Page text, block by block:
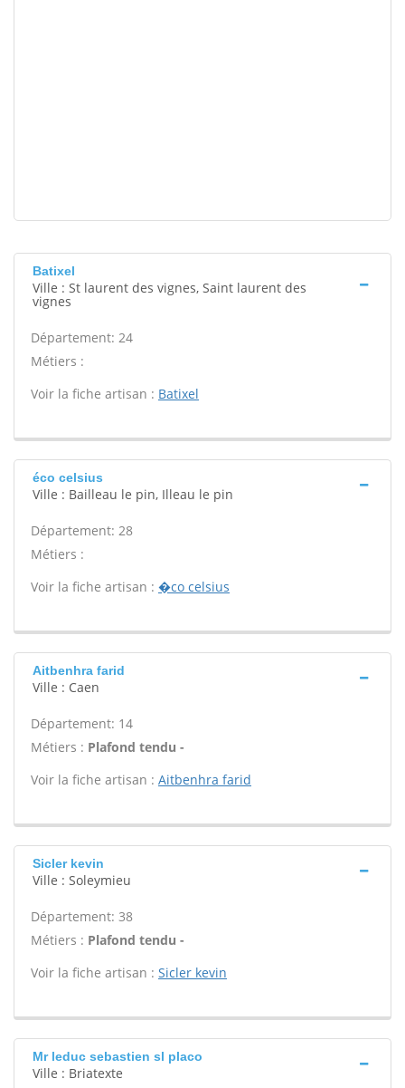
Batixel
Ville : St laurent des vignes, Saint laurent des
vignes
Département: 24
Métiers :
Voir la fiche artisan : Batixel
éco celsius
Ville : Bailleau le pin, Illeau le pin
Département: 28
Métiers :
Voir la fiche artisan : �co celsius
Aitbenhra farid
Ville : Caen
Département: 14
Métiers : Plafond tendu -
Voir la fiche artisan : Aitbenhra farid
Sicler kevin
Ville : Soleymieu
Département: 38
Métiers : Plafond tendu -
Voir la fiche artisan : Sicler kevin
Mr leduc sebastien sl placo
Ville : Briatexte